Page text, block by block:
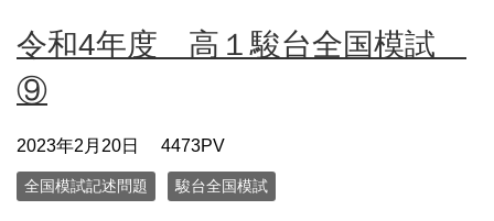
令和4年度 高１駿台全国模試
⑨
2023年2月20日 4473PV
全国模試記述問題 駿台全国模試